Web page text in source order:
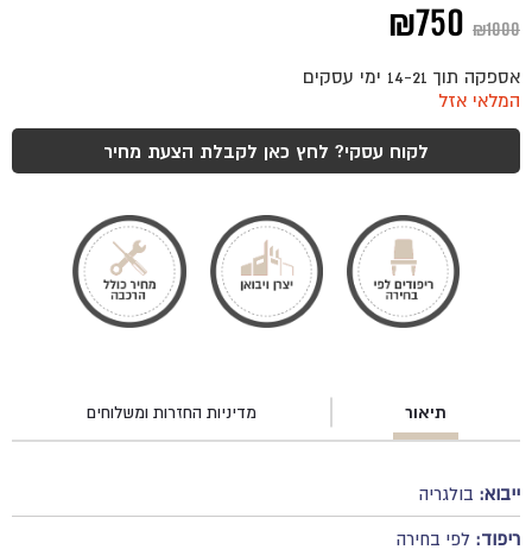
₪1000
המחיר
המקורי
היה:
₪1000.
₪750
הנוכחי
₪750.
אספקה תוך 14-21 ימי עסקים
המלאי אזל
לקוח עסקי? לחץ כאן לקבלת הצעת מחיר
תיאור מדיניות החזרות ומשלוחים
ייבוא: בולגריה
ריפוד: לפי בחירה